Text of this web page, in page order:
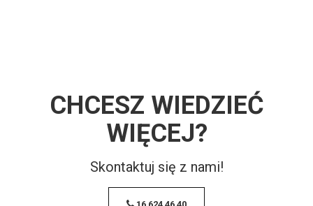
CHCESZ WIEDZIEĆ
WIĘCEJ?
Skontaktuj się z nami!